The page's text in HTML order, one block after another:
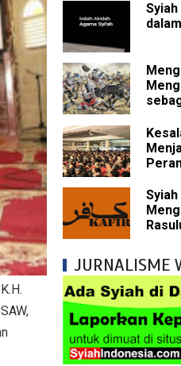
Khalifah Utsman bin Affan
Mut'ah?
Pemahaman tentang
Akidah Islam
Khalifah Abu Bakar
Masuk Akal dalam Islam
Konsep Mahdi
Kekhalifahan
tentang Wilayah Imam
Karbala
Islamiyah
JURNALISME